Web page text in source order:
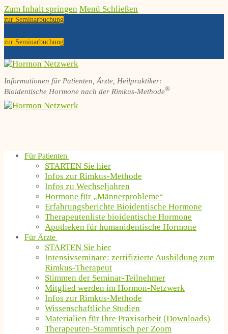
Zum Inhalt springen Menü Schließen
zur Seminarbuchung
zur Seminarbuchung
Informationen für Patienten, Ärzte, Heilpraktiker:
Bioidentische Hormone nach der Rimkus-Methode®
Für Patienten
STARTEN Sie hier
Infos zur Rimkus-Methode
Infos zu Wechseljahren
Hormone für „Männerprobleme“
Erfahrungsberichte Bioidentische Hormone
Therapeutenliste bioidentische Hormone
Apotheken für humanidentische Hormone
Für Ärzte
STARTEN Sie hier
Intensivseminare: zertifizierte Ausbildung zum
Rimkus-Therapeut
Stimmen der Seminar-Teilnehmer
Mitglied werden im Hormon-Netzwerk
Infos zur Rimkus-Methode
Wissenschaftliche Studien
Materialien für Ihre Praxisarbeit (Downloads)
Therapeuten-Stammtisch per Zoom